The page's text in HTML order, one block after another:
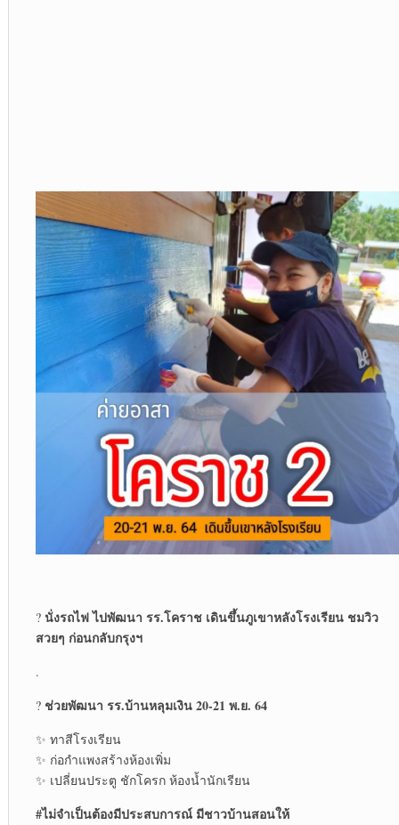
? นั่งรถไฟ ไปพัฒนา รร.โคราช เดินขึ้นภูเขาหลังโรงเรียน ชมวิว
สวยๆ ก่อนกลับกรุงฯ
.
? ช่วยพัฒนา รร.บ้านหลุมเงิน 20-21 พ.ย. 64
✨ ทาสีโรงเรียน
✨ ก่อกำแพงสร้างห้องเพิ่ม
✨ เปลี่ยนประตู ชักโครก ห้องน้ำนักเรียน
#ไม่จำเป็นต้องมีประสบการณ์ มีชาวบ้านสอนให้